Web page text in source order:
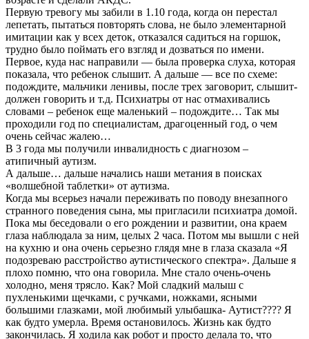
Первую тревогу мы забили в 1.10 года, когда он перестал
лепетать, пытаться повторять слова, не было элементарной
имитации как у всех деток, отказался садиться на горшок,
трудно было поймать его взгляд и дозваться по имени.
Первое, куда нас направили — была проверка слуха, которая
показала, что ребенок слышит. А дальше — все по схеме:
подождите, мальчики ленивы, после трех заговорит, слышит-
должен говорить и т.д. Психиатры от нас отмахивались
словами – ребенок еще маленький – подождите… Так мы
проходили год по специалистам, драгоценный год, о чем
очень сейчас жалею…
В 3 года мы получили инвалидность с диагнозом –
атипичный аутизм.
А дальше… дальше начались наши метания в поисках
«волшебной таблетки» от аутизма.
Когда мы всерьез начали переживать по поводу внезапного
странного поведения сына, мы пригласили психиатра домой.
Пока мы беседовали о его рождении и развитии, она краем
глаза наблюдала за ним, целых 2 часа. Потом мы вышли с ней
на кухню и она очень серьезно глядя мне в глаза сказала «Я
подозреваю расстройство аутистического спектра». Дальше я
плохо помню, что она говорила. Мне стало очень-очень
холодно, меня трясло. Как? Мой сладкий малыш с
пухленькими щечками, с ручками, ножками, ясными
большими глазками, мой любимый улыбашка- Аутист???? Я
как будто умерла. Время остановилось. Жизнь как будто
закончилась. Я ходила как робот и просто делала то, что